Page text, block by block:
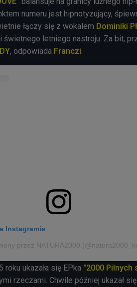
numeru jest hipnotyzujący,
łączy się z wokalem Dominiki
świetnego letniego nastroju. Za bit,
, odpowiada Franczi.
Instagramie
przez NATURA2000
roku ukazała się EPka "2000 Pilnych
rzeczami. Chwile później ukazał